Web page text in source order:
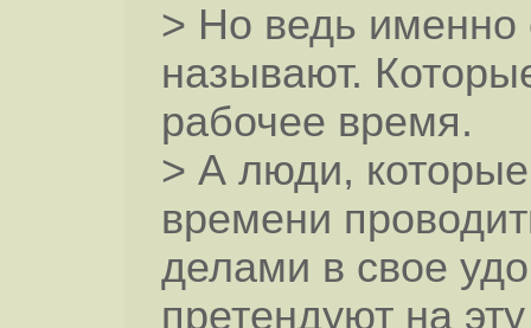
> Но ведь
называют.
рабочее время.
> А люди,
времени
делами в свое
претендуют на